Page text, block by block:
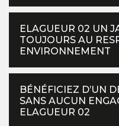
ELAGUEUR 02 UN
TOUJOURS AU
ENVIRONNEMENT
BÉNÉFICIEZ D’UN
SANS AUCUN
ELAGUEUR 02